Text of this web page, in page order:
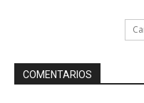
COMENTARIOS